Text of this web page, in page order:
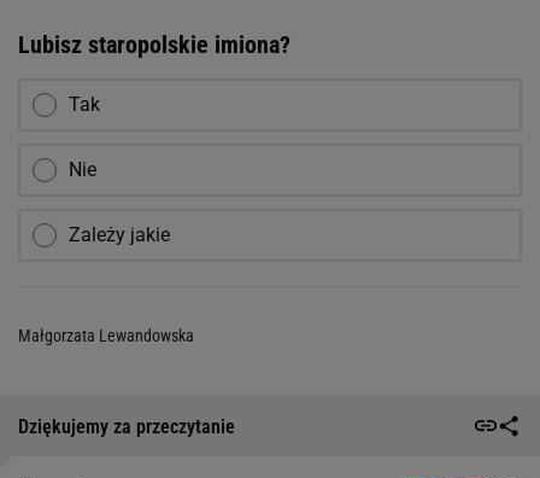
Lubisz staropolskie imiona?
Tak
Nie
Zależy jakie
Małgorzata Lewandowska
Dziękujemy za przeczytanie